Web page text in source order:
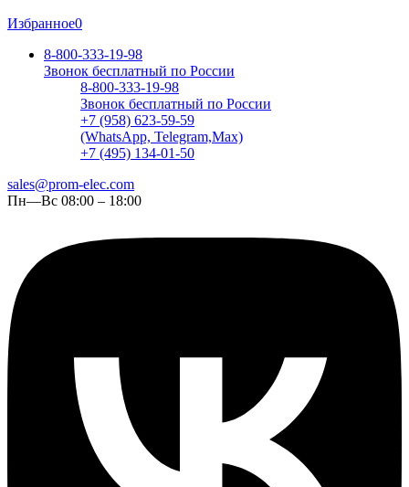
Избранное0
8-800-333-19-98
Звонок бесплатный по России
8-800-333-19-98
Звонок бесплатный по России
+7 (958) 623-59-59
(WhatsApp, Telegram,Max)
+7 (495) 134-01-50
sales@prom-elec.com
Пн—Вс 08:00 – 18:00